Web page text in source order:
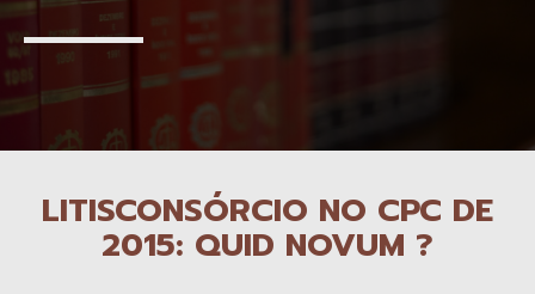
LITISCONSÓRCIO NO CPC DE
2015: QUID NOVUM ?